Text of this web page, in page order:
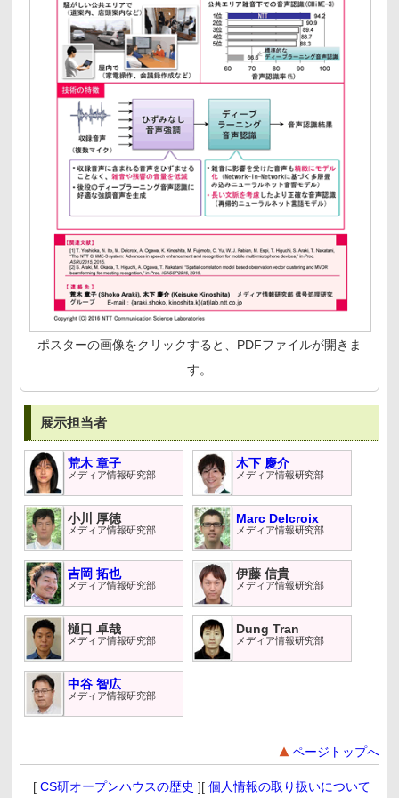
ポスターの画像をクリックすると、PDFファイルが開きま
す。
展示担当者
荒木 章子
メディア情報研究部
木下 慶介
メディア情報研究部
小川 厚徳
メディア情報研究部
Marc Delcroix
メディア情報研究部
吉岡 拓也
メディア情報研究部
伊藤 信貴
メディア情報研究部
樋口 卓哉
メディア情報研究部
Dung Tran
メディア情報研究部
中谷 智広
メディア情報研究部
ページトップへ
[ CS研オープンハウスの歴史 ][ 個人情報の取り扱いについて